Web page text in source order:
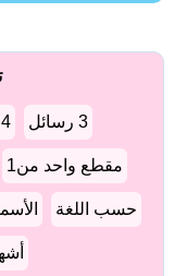
3 رسائل 4 رسائل
مقطع واحد من1
حسب اللغة